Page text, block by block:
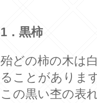
1．黒柿
殆どの柿の木は
ることがありま
この黒い杢の表